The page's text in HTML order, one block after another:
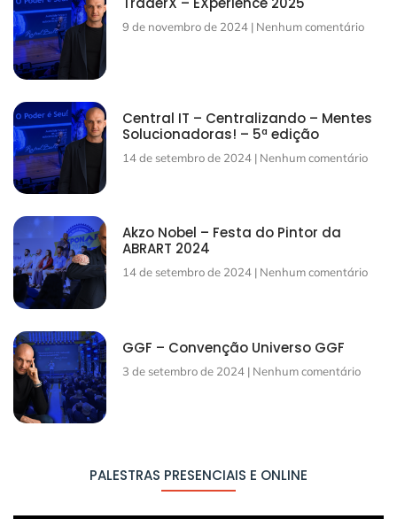
9 de novembro de 2024 Nenhum comentário
Central IT – Centralizando – Mentes
Solucionadoras! – 5ª edição
14 de setembro de 2024 Nenhum comentário
Akzo Nobel – Festa do Pintor da
ABRART 2024
14 de setembro de 2024 Nenhum comentário
GGF – Convenção Universo GGF
3 de setembro de 2024 Nenhum comentário
PALESTRAS PRESENCIAIS E ONLINE